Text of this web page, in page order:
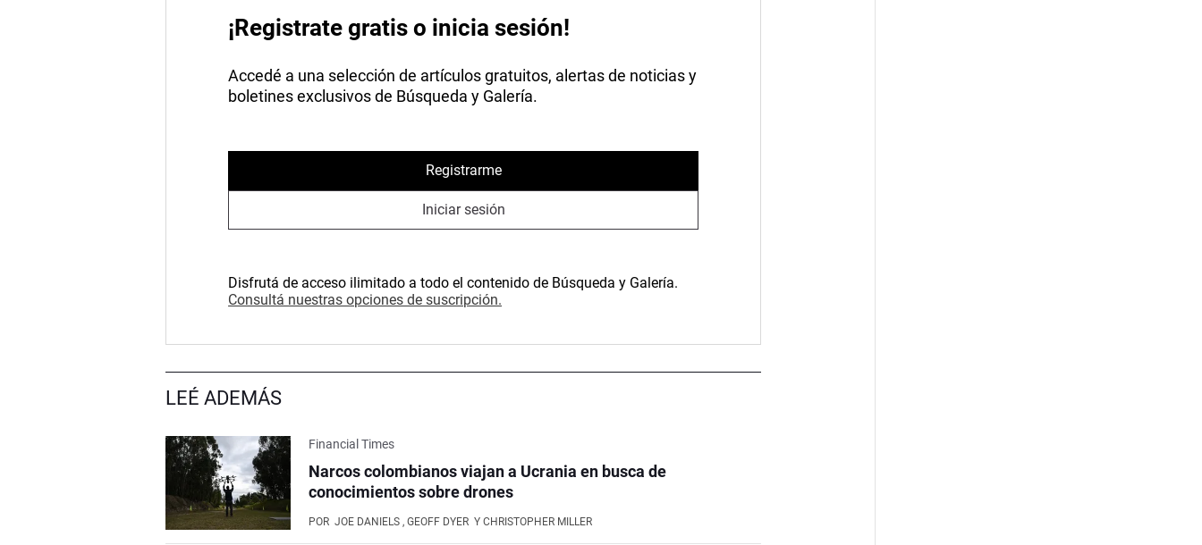
¡Registrate gratis o inicia sesión!
Accedé a una selección de artículos gratuitos, alertas de noticias y
boletines exclusivos de Búsqueda y Galería.
Registrarme
Iniciar sesión
Disfrutá de acceso ilimitado a todo el contenido de Búsqueda y Galería.
Consultá nuestras opciones de suscripción.
LEÉ ADEMÁS
Financial Times
Narcos colombianos viajan a Ucrania en busca de
conocimientos sobre drones
POR JOE DANIELS , GEOFF DYER Y CHRISTOPHER MILLER